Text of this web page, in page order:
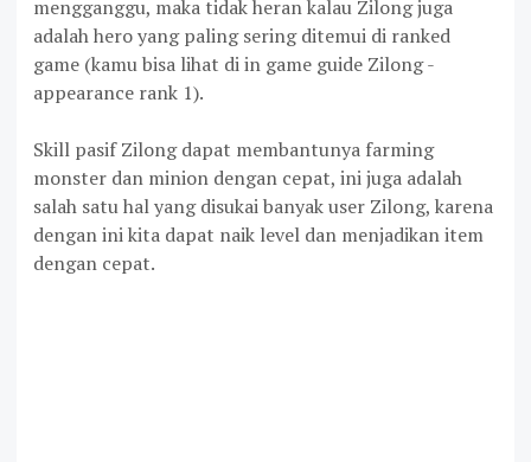
mengganggu, maka tidak heran kalau Zilong juga
adalah hero yang paling sering ditemui di ranked
game (kamu bisa lihat di in game guide Zilong -
appearance rank 1).
Skill pasif Zilong dapat membantunya farming
monster dan minion dengan cepat, ini juga adalah
salah satu hal yang disukai banyak user Zilong, karena
dengan ini kita dapat naik level dan menjadikan item
dengan cepat.